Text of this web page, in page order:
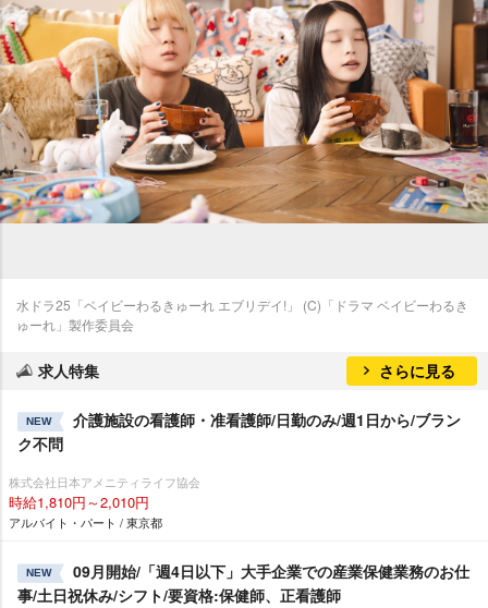
水ドラ25「ベイビーわるきゅーれ エブリデイ!」 (C)「ドラマ ベイビーわるき
ゅーれ」製作委員会
求人特集 さらに見る
NEW
介護施設の看護師・准看護師/日勤のみ/週1日から/ブラン
ク不問
株式会社日本アメニティライフ協会
時給1,810円～2,010円
アルバイト・パート / 東京都
NEW
09月開始/「週4日以下」大手企業での産業保健業務のお仕
事/土日祝休み/シフト/要資格:保健師、正看護師